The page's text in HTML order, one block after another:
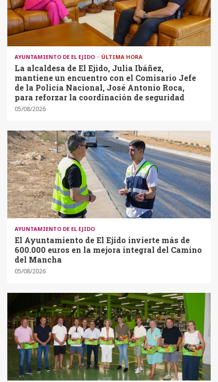
AYUNTAMIENTO DE EL EJIDO ÚLTIMA HORA
La alcaldesa de El Ejido, Julia Ibáñez,
mantiene un encuentro con el Comisario Jefe
de la Policía Nacional, José Antonio Roca,
para reforzar la coordinación de seguridad
05/08/2026
AYUNTAMIENTO DE EL EJIDO
El Ayuntamiento de El Ejido invierte más de
600.000 euros en la mejora integral del Camino
del Mancha
05/08/2026